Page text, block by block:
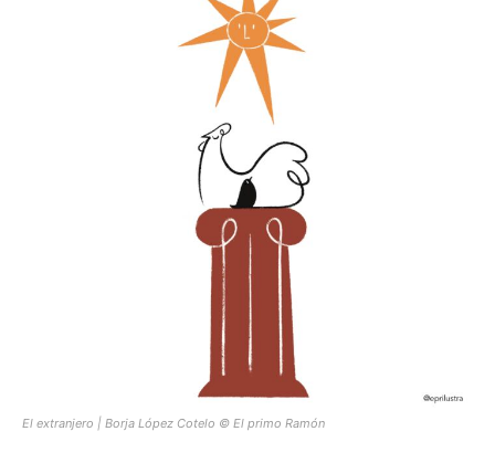
El extranjero | Borja López Cotelo © El primo Ramón